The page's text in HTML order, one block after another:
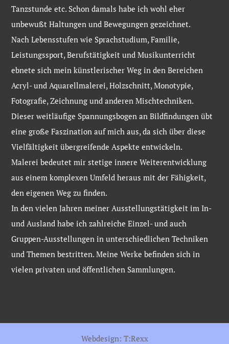
Tanzstunde etc. Schon damals habe ich wohl eher
unbewußt Haltungen und Bewegungen gezeichnet.
Nach Lebensstufen wie Sprachstudium, Familie,
Leistungssport, Berufstätigkeit und Musikunterricht
ebnete sich mein künstlerischer Weg in den Bereichen
Acryl- und Aquarellmalerei, Holzschnitt, Monotypie,
Fotografie, Zeichnung und anderen Mischtechniken.
Dieser weitläufige Spannungsbogen an Bildfindungen übt
eine große Faszination auf mich aus, da sich über diese
Vielfältigkeit übergreifende Aspekte entwickeln.
Malerei bedeutet mir stetige innere Weiterentwicklung
aus einem komplexen Umfeld heraus mit der Fähigkeit,
den eigenen Weg zu finden.
In den vielen Jahren meiner Ausstellungstätigkeit im In-
und Ausland habe ich zahlreiche Einzel- und auch
Gruppen-Ausstellungen in unterschiedlichen Techniken
und Themen bestritten. Meine Werke befinden sich in
vielen privaten und öffentlichen Sammlungen.
Webdesign: T:Rexx